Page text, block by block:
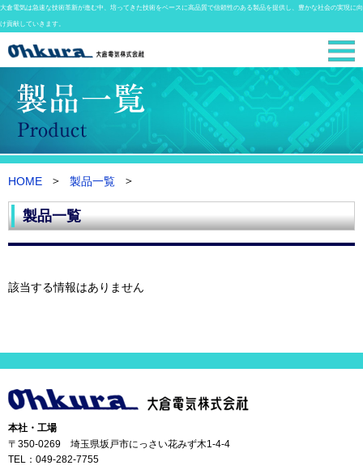
大倉電気は急速な技術革新が進む中、培ってきた技術をベースに高品質で信頼性のある製品を提供し、豊かな社会の実現に向
け貢献していきます。
HOME 製品一覧
製品一覧
該当する情報はありません
本社・工場
〒350-0269 埼玉県坂戸市にっさい花みず木1-4-4
TEL： 049-282-7755